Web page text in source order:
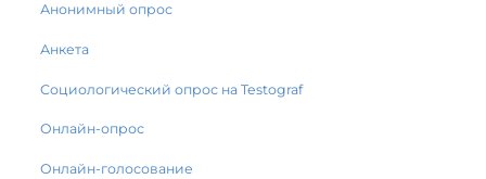
Анонимный опрос
Анкета
Социологический опрос на Testograf
Онлайн-опрос
Онлайн-голосование